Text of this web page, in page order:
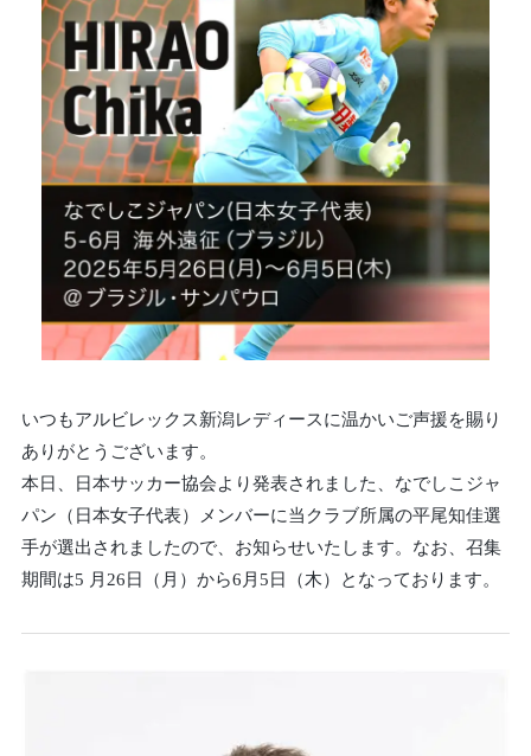
いつもアルビレックス新潟レディースに温かいご声援を賜り
ありがとうございます。
本日、日本サッカー協会より発表されました、なでしこジャ
パン（日本女子代表）メンバーに当クラブ所属の平尾知佳選
手が選出されましたので、お知らせいたします。なお、召集
期間は5 月26日（月）から6月5日（木）となっております。